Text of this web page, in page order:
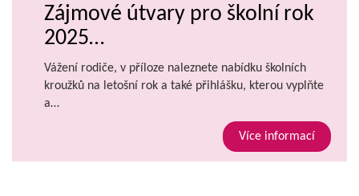
Zájmové útvary pro školní rok
2025…
Vážení rodiče, v příloze naleznete nabídku školních
kroužků na letošní rok a také přihlášku, kterou vyplňte
a…
Více informací